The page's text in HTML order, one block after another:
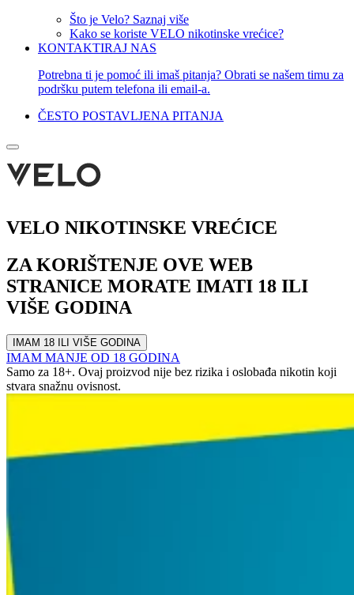
Što je Velo? Saznaj više
Kako se koriste VELO nikotinske vrećice?
KONTAKTIRAJ NAS
Potrebna ti je pomoć ili imaš pitanja? Obrati se našem timu za
podršku putem telefona ili email-a.
ČESTO POSTAVLJENA PITANJA
VELO NIKOTINSKE VREĆICE
ZA KORIŠTENJE OVE WEB
STRANICE MORATE IMATI 18 ILI
VIŠE GODINA
IMAM 18 ILI VIŠE GODINA
IMAM MANJE OD 18 GODINA
Samo za 18+. Ovaj proizvod nije bez rizika i oslobađa nikotin koji
stvara snažnu ovisnost.